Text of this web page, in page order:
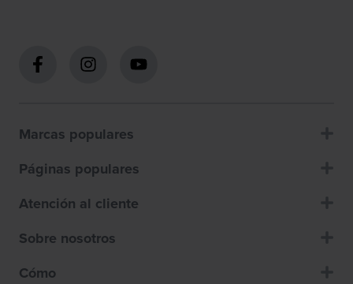
Marcas populares
Páginas populares
Atención al cliente
Sobre nosotros
Cómo